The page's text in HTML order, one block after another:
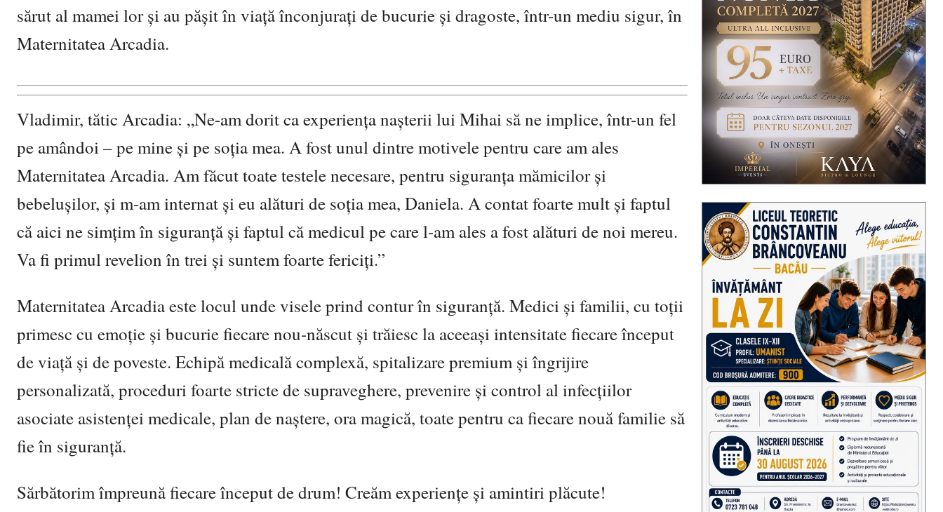
sărut al mamei lorși au pășit în viață înconjurați de bucurie și dragoste, într-un mediu sigur, în
Maternitatea Arcadia.
Vladimir, tătic Arcadia: „Ne-am dorit ca experiența nașterii lui Mihai să ne implice, într-un fel
pe amândoi– pe mine și pe soția mea. A fost unul dintre motivele pentru care am ales
Maternitatea Arcadia. Am făcut toate testele necesare, pentru siguranța mămicilorși
bebelușilor, și m-am internat și eu alături de soția mea, Daniela. A contat foarte mult și faptul
că aici ne simțim în siguranță și faptul că medicul pe care l-am ales a fost alături de noi mereu.
Va fi primul revelion în trei și suntem foarte fericiți.”
Maternitatea Arcadia este locul unde visele prind contur în siguranță. Medici și familii, cu toții
primesc cu emoție și bucurie fiecare nou-născut și trăiesc la aceeași intensitate fiecare început
de viață și de poveste. Echipă medicală complexă, spitalizare premiumși îngrijire
personalizată, proceduri foarte stricte de supraveghere, prevenire și control al infecțiilor
asociate asistenței medicale, plan de naștere, ora magică, toate pentru ca fiecare nouă familie să
fie în siguranță.
Sărbătorim împreună fiecare început de drum! Creăm experiențe și amintiri plăcute!